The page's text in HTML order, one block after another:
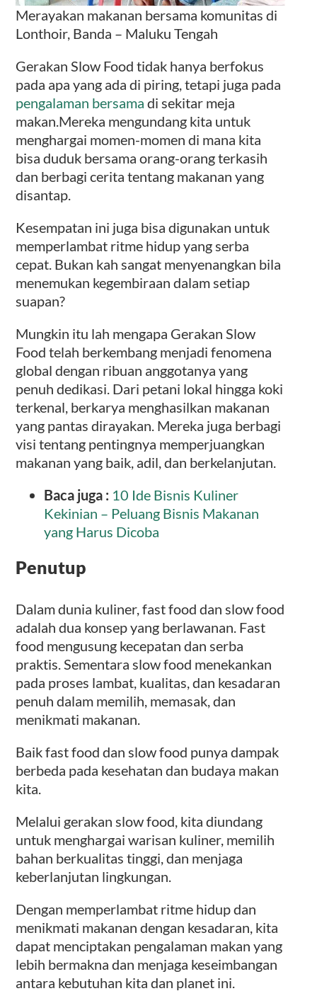
Merayakan makanan bersama komunitas di
Lonthoir, Banda – Maluku Tengah
Gerakan Slow Food tidak hanya berfokus
pada apa yang ada di piring, tetapi juga pada
pengalaman bersama di sekitar meja
makan.Mereka mengundang kita untuk
menghargai momen-momen di mana kita
bisa duduk bersama orang-orang terkasih
dan berbagi cerita tentang makanan yang
disantap.
Kesempatan ini juga bisa digunakan untuk
memperlambat ritme hidup yang serba
cepat. Bukan kah sangat menyenangkan bila
menemukan kegembiraan dalam setiap
suapan?
Mungkin itu lah mengapa Gerakan Slow
Food telah berkembang menjadi fenomena
global dengan ribuan anggotanya yang
penuh dedikasi. Dari petani lokal hingga koki
terkenal, berkarya menghasilkan makanan
yang pantas dirayakan. Mereka juga berbagi
visi tentang pentingnya memperjuangkan
makanan yang baik, adil, dan berkelanjutan.
Baca juga : 10 Ide Bisnis Kuliner
Kekinian – Peluang Bisnis Makanan
yang Harus Dicoba
Penutup
Dalam dunia kuliner, fast food dan slow food
adalah dua konsep yang berlawanan. Fast
food mengusung kecepatan dan serba
praktis. Sementara slow food menekankan
pada proses lambat, kualitas, dan kesadaran
penuh dalam memilih, memasak, dan
menikmati makanan.
Baik fast food dan slow food punya dampak
berbeda pada kesehatan dan budaya makan
kita.
Melalui gerakan slow food, kita diundang
untuk menghargai warisan kuliner, memilih
bahan berkualitas tinggi, dan menjaga
keberlanjutan lingkungan.
Dengan memperlambat ritme hidup dan
menikmati makanan dengan kesadaran, kita
dapat menciptakan pengalaman makan yang
lebih bermakna dan menjaga keseimbangan
antara kebutuhan kita dan planet ini.